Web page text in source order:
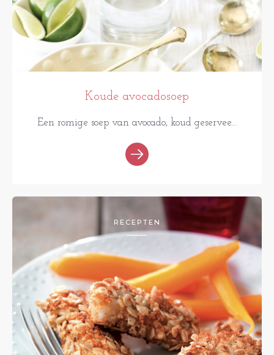
Koude avocadosoep
Een romige soep van avocado, koud geservee...
RECEPTEN